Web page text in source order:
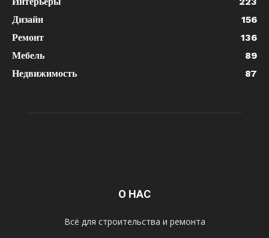
Дизайн
156
Ремонт
136
Мебель
89
Недвижимость
87
О НАС
Всё для строительства и ремонта